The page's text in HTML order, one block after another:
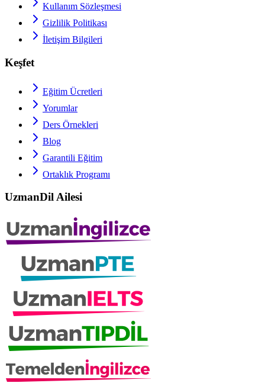
Kullanım Sözleşmesi
Gizlilik Politikası
İletişim Bilgileri
Keşfet
Eğitim Ücretleri
Yorumlar
Ders Örnekleri
Blog
Garantili Eğitim
Ortaklık Programı
UzmanDil Ailesi